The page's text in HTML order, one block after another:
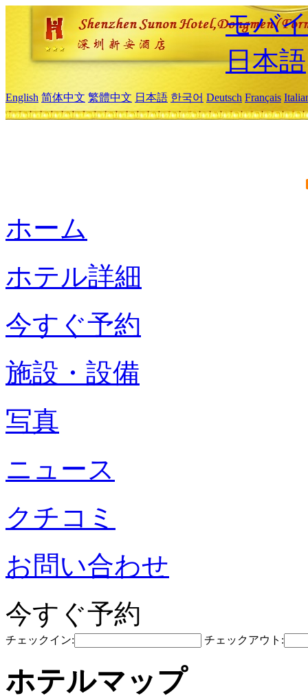
モバ
日本語
English 简体中文 繁體中文 日本語 한국어 Deutsch Français
ホーム
ホテル詳細
今すぐ予約
施設・設備
写真
ニュース
クチコミ
お問い合わせ
今すぐ予約
チェックイン: チェックアウト:
ホテルマップ